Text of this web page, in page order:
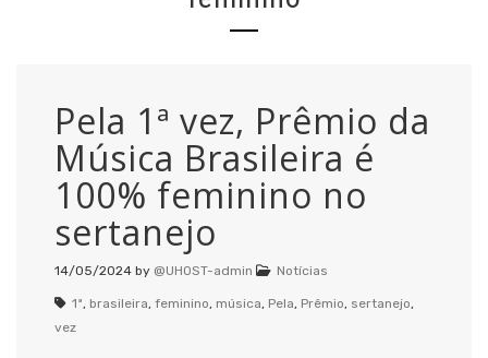
Pela 1ª vez, Prêmio da
Música Brasileira é
100% feminino no
sertanejo
14/05/2024 by @UHOST-admin Notícias
1ª, brasileira, feminino, música, Pela, Prêmio, sertanejo,
vez